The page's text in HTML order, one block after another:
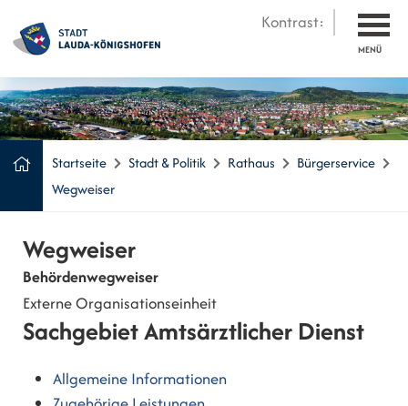
Kontrast:
MENÜ
Startseite Stadt & Politik Rathaus
Bürgerservice
Wegweiser
Wegweiser
Behördenwegweiser
Externe Organisationseinheit
Sachgebiet Amtsärztlicher Dienst
Allgemeine Informationen